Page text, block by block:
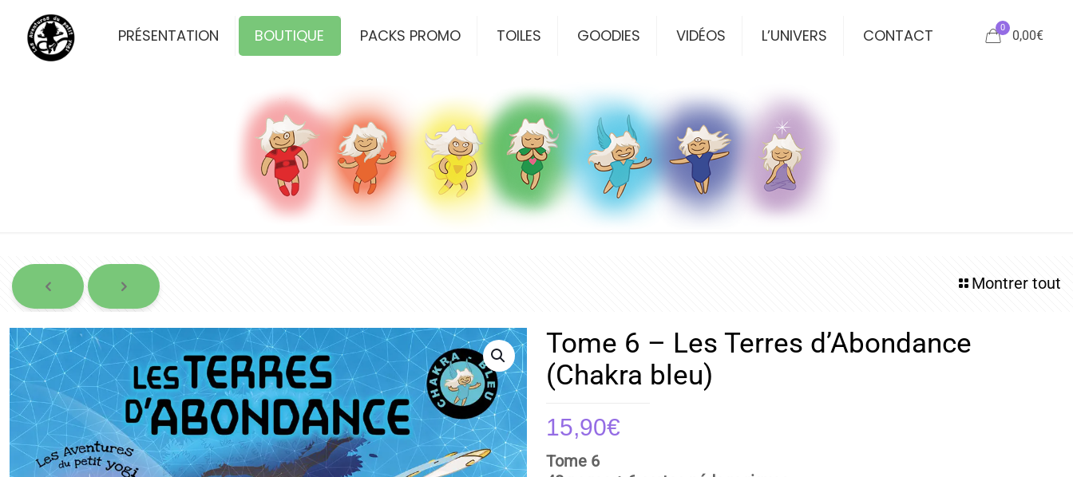
PRÉSENTATION BOUTIQUE PACKS PROMO TOILES GOODIES VIDÉOS L’UNIVERS CONTACT 0
0,00€
Montrer tout
Tome 6 – Les Terres d’Abondance
(Chakra bleu)
15,90€
Tome 6